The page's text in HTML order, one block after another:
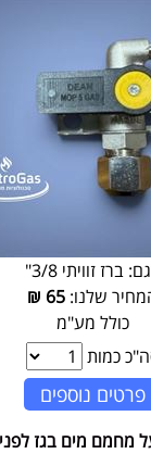
ברז זוויתי 3/8"
שלנו: 65
₪
כולל מע"מ
כמות
פרטים נוספים
מים בגז